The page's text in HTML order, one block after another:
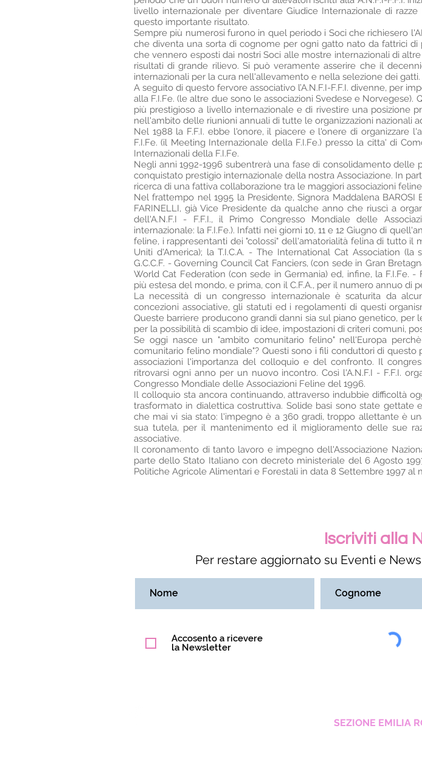
livello internazionale per diventare Giudice Internazionale di
questo importante risultato.
Sempre più numerosi furono in quel periodo i Soci che richiesero
che diventa una sorta di cognome per ogni gatto nato da fattrici
che vennero esposti dai nostri Soci alle mostre internazionali di
risultati di grande rilievo. Si può veramente asserire che il
internazionali per la cura nell'allevamento e nella selezione dei gatti.
A seguito di questo fervore associativo l’A.N.F.I-F.F.I. divenne, per
alla F.I.Fe. (le altre due sono le associazioni Svedese e
più prestigioso a livello internazionale e di rivestire una posizione
nell'ambito delle riunioni annuali di tutte le organizzazioni nazionali
Nel 1988 la F.F.I. ebbe l'onore, il piacere e l'onere di organizzare
F.I.Fe. (il Meeting Internazionale della F.I.Fe.) presso la citta' di
Internazionali della F.I.Fe.
Negli anni 1992-1996 subentrerà una fase di consolidamento
conquistato prestigio internazionale della nostra Associazione. In
ricerca di una fattiva collaborazione tra le maggiori associazioni
Nel frattempo nel 1995 la Presidente, Signora Maddalena
FARINELLI, già Vice Presidente da qualche anno che riuscì a
dell'A.N.F.I - F.F.I., il Primo Congresso Mondiale delle
internazionale: la F.I.Fe.). Infatti nei giorni 10, 11 e 12 Giugno di
feline, i rappresentanti dei "colossi" dell'amatorialità felina di tutto il
Uniti d'America); la T.I.C.A. - The International Cat Association
G.C.C.F. - Governing Council Cat Fanciers, (con sede in Gran
World Cat Federation (con sede in Germania) ed, infine, la F.I.Fe.
più estesa del mondo, e prima, con il C.F.A., per il numero annuo di
La necessità di un congresso internazionale è scaturita da
concezioni associative, gli statuti ed i regolamenti di questi
Queste barriere producono grandi danni sia sul piano genetico,
per la possibilità di scambio di idee, impostazioni di criteri comuni,
Se oggi nasce un "ambito comunitario felino" nell'Europa
comunitario felino mondiale"? Questi sono i fili conduttori di
associazioni l'importanza del colloquio e del confronto. Il
ritrovarsi ogni anno per un nuovo incontro. Così l'A.N.F.I - F.F.I.
Congresso Mondiale delle Associazioni Feline del 1996.
Il colloquio sta ancora continuando, attraverso indubbie difficoltà
trasformato in dialettica costruttiva. Solide basi sono state
che mai vi sia stato: l'impegno è a 360 gradi, troppo allettante è
sua tutela, per il mantenimento ed il miglioramento delle sue
associative.
Il coronamento di tanto lavoro e impegno dell'Associazione
parte dello Stato Italiano con decreto ministeriale del 6 Agosto
Politiche Agricole Alimentari e Forestali in data 8 Settembre 1997 al
Iscriviti alla
Per restare aggiornato su Eventi e
Accosento a ricevere
la Newsletter
SEZIONE EMILIA